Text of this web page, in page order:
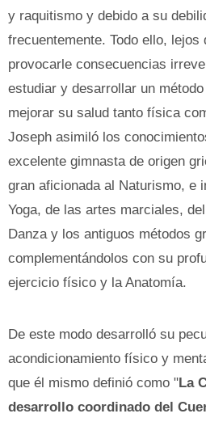
y raquitismo y debido a su
frecuentemente. Todo ello, lejos
provocarle consecuencias
estudiar y desarrollar un
mejorar su salud tanto física
Joseph asimiló los
excelente gimnasta de origen
gran aficionada al Naturismo, e
Yoga, de las artes marciales,
Danza y los antiguos métodos
complementándolos con su
ejercicio físico y la Anatomía.
De este modo desarrolló su
acondicionamiento físico y
que él mismo definió como "La
desarrollo coordinado del